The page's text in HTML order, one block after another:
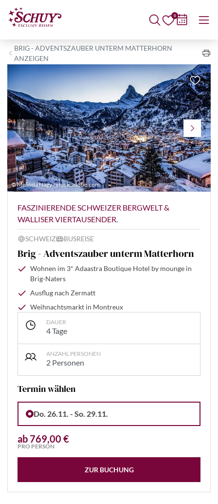
0
BRIG - ADVENTSZAUBER UNTERM MATTERHORN
ANZEIGEN
© Melinda Nagy - stock.adobe.com
FASZINIERENDE SCHWEIZER BERGWELT &
WALLISER VIERTAUSENDER.
SCHWEIZ BUSREISE
Brig - Adventszauber unterm Matterhorn
Wohnen im 3* Adaastra Boutique Hotel by mounge in
Brig-Naters
Ausflug nach Zermatt
Weihnachtsmarkt in Montreux
DAUER
4 Tage
ANZAHL PERSONEN
2 Personen
Termin wählen
Do. 26.11. - So. 29.11.
ab 769,00 €
PRO PERSON
ZUR BUCHUNG